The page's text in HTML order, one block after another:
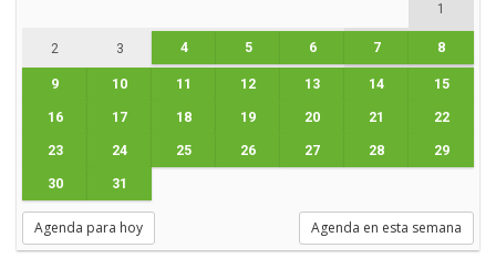
1
2 3 4 5 6 7 8
9 10 11 12 13 14 15
16 17 18 19 20 21 22
23 24 25 26 27 28 29
30 31
Agenda para hoy Agenda en esta semana